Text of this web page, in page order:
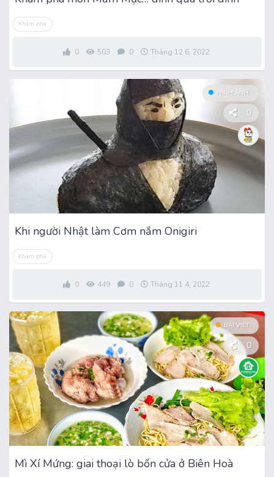
Khám phá
0 503 0 Tháng 12 6, 2022
HÌNH ẢNH
0
Khi người Nhật làm Cơm nắm Onigiri
Khám phá
0 449 0 Tháng 11 4, 2022
BÀI VIẾT
0
Mì Xí Mứng: giai thoại lò bốn cửa ở Biên Hoà